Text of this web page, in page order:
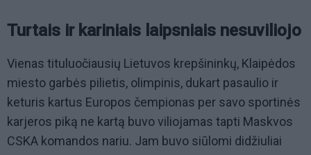
Turtais ir kariniais laipsniais nesuviliojo
Vienas tituluočiausių Lietuvos krepšininkų, Klaipėdos
miesto garbės pilietis, olimpinis, dukart pasaulio ir
keturis kartus Europos čempionas per savo sportinės
karjeros piką ne kartą buvo viliojamas tapti Maskvos
CSKA komandos nariu. Jam buvo siūlomi didžiuliai